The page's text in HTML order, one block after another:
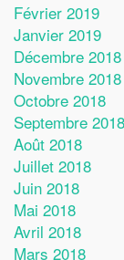
Février 2019
Janvier 2019
Décembre 2018
Novembre 2018
Octobre 2018
Septembre 2018
Août 2018
Juillet 2018
Juin 2018
Mai 2018
Avril 2018
Mars 2018